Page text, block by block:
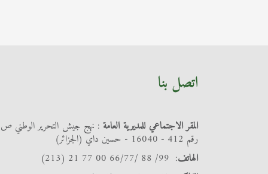
اتصل بنا
المقر الاجتماعي للمديرية العامة : نهج جيش التحرير
رقم 412 - 16040 - حسين داي (الجزائر)
الهاتف: 99/ 88 /66/77 00 77 21 (213)